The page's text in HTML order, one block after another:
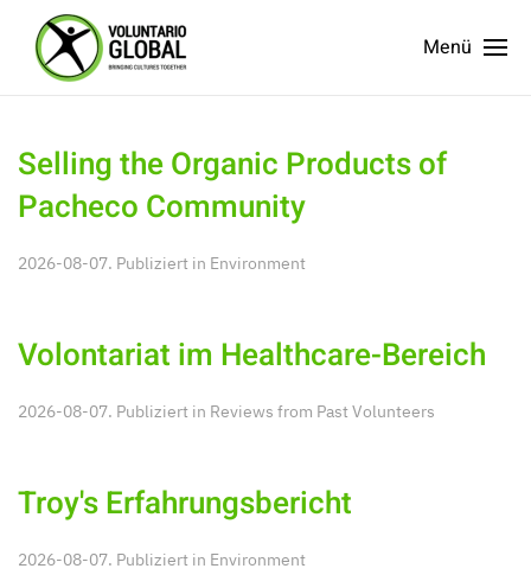
Menü
Selling the Organic Products of
Pacheco Community
2026-08-07. Publiziert in Environment
Volontariat im Healthcare-Bereich
2026-08-07. Publiziert in Reviews from Past Volunteers
Troy's Erfahrungsbericht
2026-08-07. Publiziert in Environment